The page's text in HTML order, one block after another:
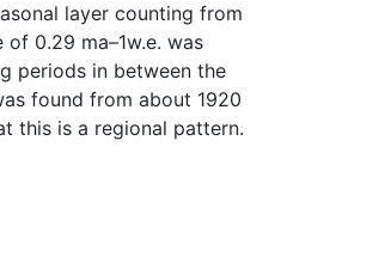
layer counting from
0.29 ma–1w.e. was
periods in between the
found from about 1920
this is a regional pattern.